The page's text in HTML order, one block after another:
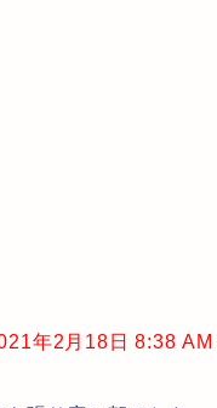
年2月18日 8:38 AM